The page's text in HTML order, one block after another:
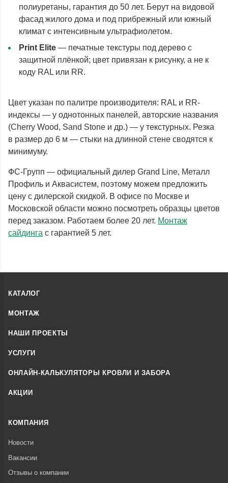
полиуретаны, гарантия до 50 лет. Берут на видовой
фасад жилого дома и под прибрежный или южный
климат с интенсивным ультрафиолетом.
Print Elite — печатные текстуры под дерево с
защитной плёнкой; цвет привязан к рисунку, а не к
коду RAL или RR.
Цвет указан по палитре производителя: RAL и RR-
индексы — у однотонных панелей, авторские названия
(Cherry Wood, Sand Stone и др.) — у текстурных. Резка
в размер до 6 м — стыки на длинной стене сводятся к
минимуму.
ФС-Групп — официальный дилер Grand Line, Металл
Профиль и Аквасистем, поэтому можем предложить
цену с дилерской скидкой. В офисе по Москве и
Московской области можно посмотреть образцы цветов
перед заказом. Работаем более 20 лет. Монтаж
сайдинга с гарантией 5 лет.
КАТАЛОГ
МОНТАЖ
НАШИ ПРОЕКТЫ
УСЛУГИ
ОНЛАЙН-КАЛЬКУЛЯТОРЫ КРОВЛИ И ЗАБОРА
АКЦИИ
КОМПАНИЯ
Новости
Вакансии
Отзывы о компании